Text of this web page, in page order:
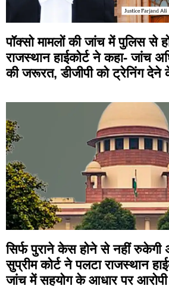
पॉक्सो मामलों की जांच में पुलिस से
राजस्थान हाईकोर्ट ने कहा- जांच
की जरूरत, डीजीपी को ट्रेनिंग
सिर्फ पुराने केस होने से नहीं रुकेगी
सुप्रीम कोर्ट ने पलटा राजस्थान
जांच में सहयोग के आधार पर आरोपी